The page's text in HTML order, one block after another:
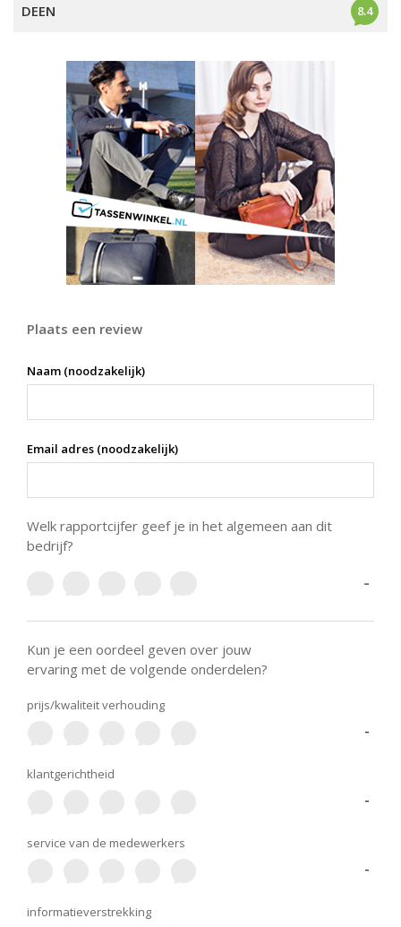
DEEN 8.4
Plaats een review
Naam (noodzakelijk)
Email adres (noodzakelijk)
Welk rapportcijfer geef je in het algemeen aan dit
bedrijf?
-
Kun je een oordeel geven over jouw
ervaring met de volgende onderdelen?
prijs/kwaliteit verhouding
-
klantgerichtheid
-
service van de medewerkers
-
informatieverstrekking